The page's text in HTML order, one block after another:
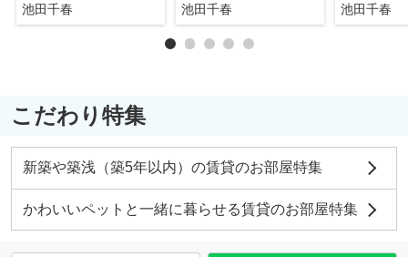
池田千春 池田千春 池田千春
こだわり特集
新築や築浅（築5年以内）の賃貸のお部屋特集
かわいいペットと一緒に暮らせる賃貸のお部屋特集